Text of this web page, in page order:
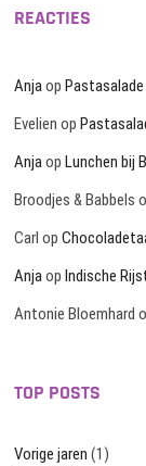
REACTIES
Anjaop
Evelien op
AnjaopLunchen bij
Broodjes & Babbels
Carl op
AnjaopIndische
Antonie Bloemhard
TOP POSTS
Vorige jaren (1)